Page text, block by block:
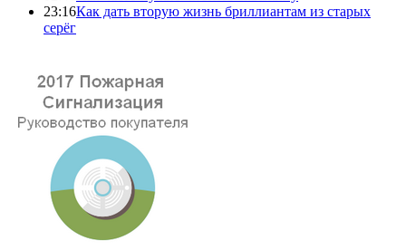
23:16Как дать вторую жизнь бриллиантам из старых
серёг